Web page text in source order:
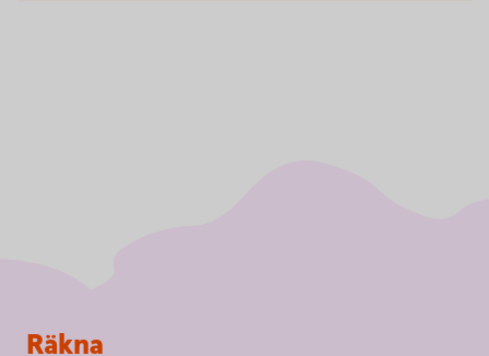
Sidfot
Räkna